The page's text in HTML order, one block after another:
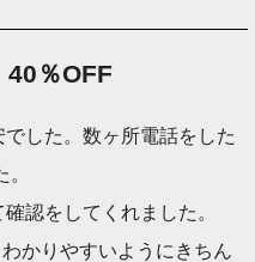
％OFF
した。数ヶ所電話をした
認をしてくれました。
かりやすいようにきちん